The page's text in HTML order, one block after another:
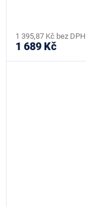
1 395,87 Kč bez DPH
1 689 Kč